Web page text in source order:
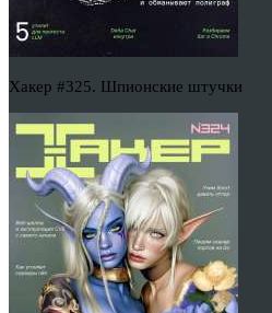
Хакер #325. Шпионские штучки